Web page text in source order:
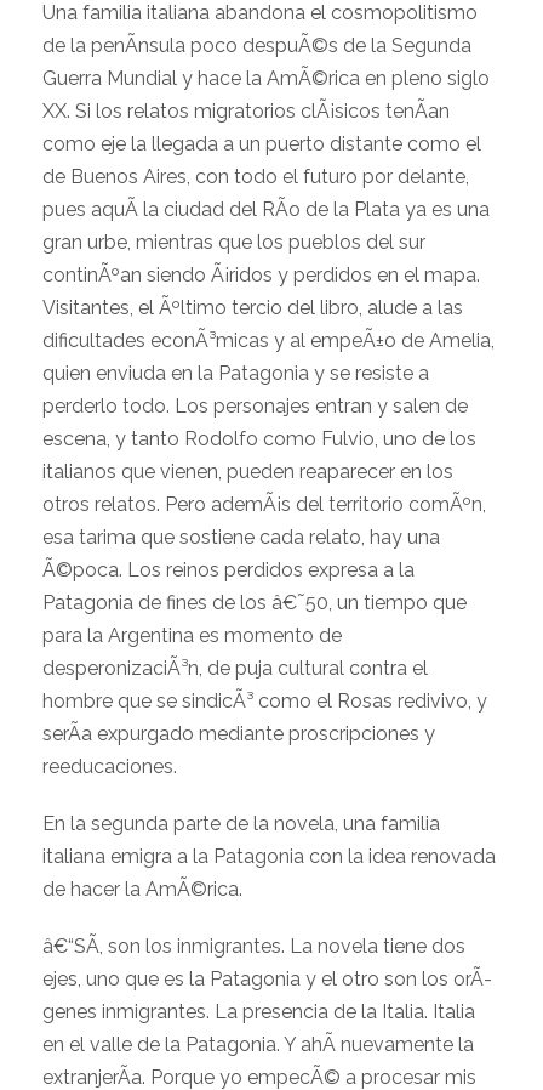
Una familia italiana abandona el cosmopolitismo
de la penÃ­nsula poco despuÃ©s de la Segunda
Guerra Mundial y hace la AmÃ©rica en pleno siglo
XX. Si los relatos migratorios clÃ¡sicos tenÃ­an
como eje la llegada a un puerto distante como el
de Buenos Aires, con todo el futuro por delante,
pues aquÃ­ la ciudad del RÃ­o de la Plata ya es una
gran urbe, mientras que los pueblos del sur
continÃºan siendo Ã¡ridos y perdidos en el mapa.
Visitantes, el Ãºltimo tercio del libro, alude a las
dificultades econÃ³micas y al empeÃ±o de Amelia,
quien enviuda en la Patagonia y se resiste a
perderlo todo. Los personajes entran y salen de
escena, y tanto Rodolfo como Fulvio, uno de los
italianos que vienen, pueden reaparecer en los
otros relatos. Pero ademÃ¡s del territorio comÃºn,
esa tarima que sostiene cada relato, hay una
Ã©poca. Los reinos perdidos expresa a la
Patagonia de fines de los â€˜50, un tiempo que
para la Argentina es momento de
desperonizaciÃ³n, de puja cultural contra el
hombre que se sindicÃ³ como el Rosas redivivo, y
serÃ­a expurgado mediante proscripciones y
reeducaciones.
En la segunda parte de la novela, una familia
italiana emigra a la Patagonia con la idea renovada
de hacer la AmÃ©rica.
â€“SÃ­, son los inmigrantes. La novela tiene dos
ejes, uno que es la Patagonia y el otro son los orÃ­
genes inmigrantes. La presencia de la Italia. Italia
en el valle de la Patagonia. Y ahÃ­ nuevamente la
extranjerÃ­a. Porque yo empecÃ© a procesar mis